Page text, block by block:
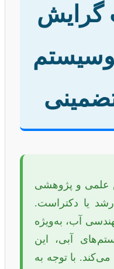
گرایش
علمی و پژوهشی
یا دکتراست.
آب، به‌ویژه
آبی، این
می‌کند. با توجه به